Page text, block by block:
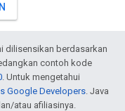
dilisensikan berdasarkan
contoh kode
. Untuk mengetahui
Google Developers. Java
atau afiliasinya.